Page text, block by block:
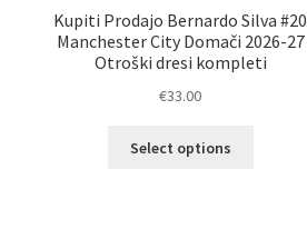
Kupiti Prodajo Bernardo Silva #20
Manchester City Domači 2026-27
Otroški dresi kompleti
€33.00
Select options